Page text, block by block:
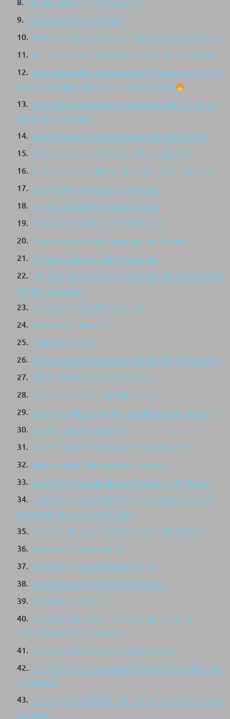
Tiebreak-Krimi in Erlangen
Verdienter Doppelsieg zum Saisonstart der Herren 2
Von Traditionen, Ambitionen und neuen Freunden
Ein erfolgreiches Vorbereitungs-Wochenende für die
Hembach Volleys Herren 2 in Ludwigsburg!
Staffelübergabe bei den Hembach Volleys: Thomas
übergibt an Andreas
Bekanntmachung Abteilungsversammlung 2024
Starke Saison der Herren 2 ohne Happy End
Hembach Volleys überzeugen am letzten Spieltag
Der perfekte Aufstieg ist gelungen!
Herren 2 festigen Relegationsplatz
Dem Aufstieg wieder ein Stück näher
Doppelsieg beim Heimspieltag der Herren 2
Herren 2 wieder in der Erfolgsspur
Fehlende Spielerinnen und mangelnde Konzentration
wurden zur Gefahr
Gelungener Start ins neue Jahr
Fehlstart der Herren 2
In eigener Sache…
Derbysieg, Durchmarsch und drohende Differenzen?
Mit Volldampf zum Herbstmeister
Als Spitzenreiter in die Winterpause
Hembachvolleys beenden die Hinrunde auf Platz 2
Damen 1 bleiben an der 1!
Damen 1 kämpfen sich an die Tabellenspitze
Spitzenreiter, Spitzenreiter, hey, hey…
Hembach Volleys grüßen vom Platz an der Sonne
Landesliga Heimauftakt für die Volleyballer des SV
Rednitzhembach am 28.10.2023
Herren 2 mit guter Leistung beim Heimspieltag
Perfekter Start gelungen!
Hembach Volleys auf großer Fahrt
Doppelsieg zum Auftakt der Herren 2
Saisonstart Herren 2
Saisonstart geglückt – Herren 1 übernehmen
Tabellenspitze der Landesliga
Auf der Suche nach dem Meistertrainer
!!Und noch mehr gute Nachrichten für die Volleyball-
Abteilung!!
Der Saisonrückblick bei der Herren 2 und der Jugend
männlich